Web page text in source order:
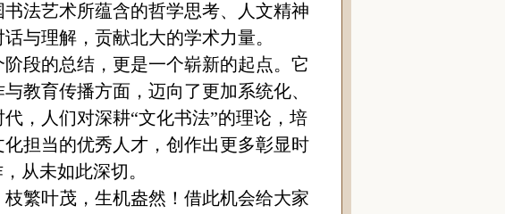
法艺术所蕴含的哲学思考、人文精神
与理解，贡献北大的学术力量。
段的总结，更是一个崭新的起点。它
教育传播方面，迈向了更加系统化、
，人们对深耕“文化书法”的理论，培
担当的优秀人才，创作出更多彰显时
从未如此深切。
繁叶茂，生机盎然！借此机会给大家